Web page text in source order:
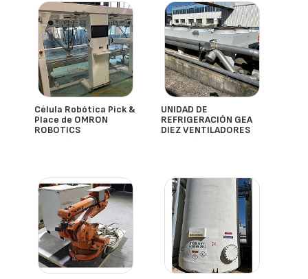
Célula Robótica Pick &
Place de OMRON
ROBOTICS
- España
UNIDAD DE
REFRIGERACIÓN GEA
DIEZ VENTILADORES
- España